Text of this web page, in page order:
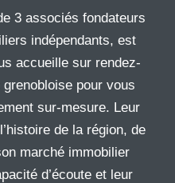
3 associés fondateurs
indépendants, est
accueille sur rendez-
pour vous
sur-mesure. Leur
de la région, de
marché immobilier
d’écoute et leur